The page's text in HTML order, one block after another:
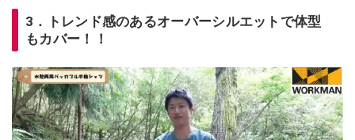
3．トレンド感のあるオーバーシルエットで体型
もカバー！！